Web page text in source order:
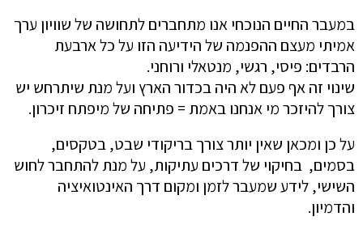
במעבר החיים הנוכחי אנו מתחברים לתחושה של שוויון ערך
אמיתי מעצם ההפנמה של הידיעה הזו על כל ארבעת
הרבדים: פיסי, רגשי, מנטאלי ורוחני.
שינוי זה אף פעם לא היה בכדור הארץ ועל מנת שיתרחש יש
צורך להיזכר מי אנחנו באמת = פתיחה של מיפתח זיכרון.
על כן ומכאן שאין יותר צורך בריקודי שבט, בטקסים,
בסמים, בחיקוי של דרכים עתיקות, על מנת להתחבר לחוש
השישי, לידע שמעבר לזמן ומקום דרך האינטואיציה
והדמיון.